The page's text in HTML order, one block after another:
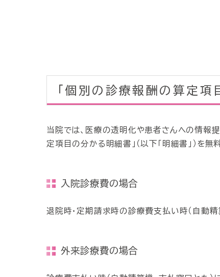
「個別の診療報酬の算定項
当院では、医療の透明化や患者さんへの情報
定項目の分かる明細書」（以下「明細書」）を無
入院診療費の場合
退院時・定期請求時の診療費支払い時（自動精
外来診療費の場合